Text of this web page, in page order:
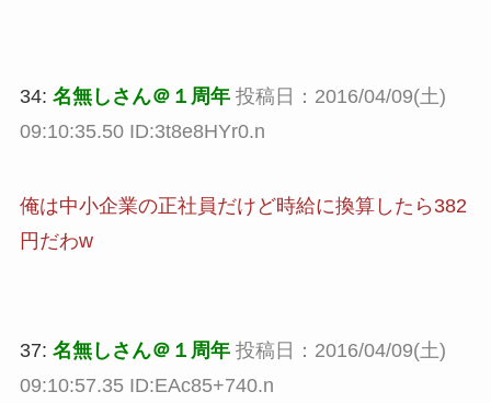
34: 名無しさん＠１周年 投稿日：2016/04/09(土)
09:10:35.50 ID:3t8e8HYr0.n
俺は中小企業の正社員だけど時給に換算したら382
円だわw
37: 名無しさん＠１周年 投稿日：2016/04/09(土)
09:10:57.35 ID:EAc85+740.n